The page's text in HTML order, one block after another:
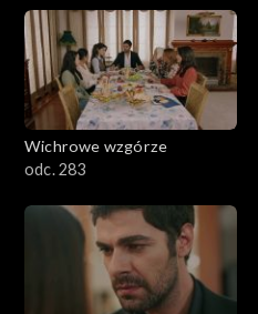
Wichrowe wzgórze
odc. 283